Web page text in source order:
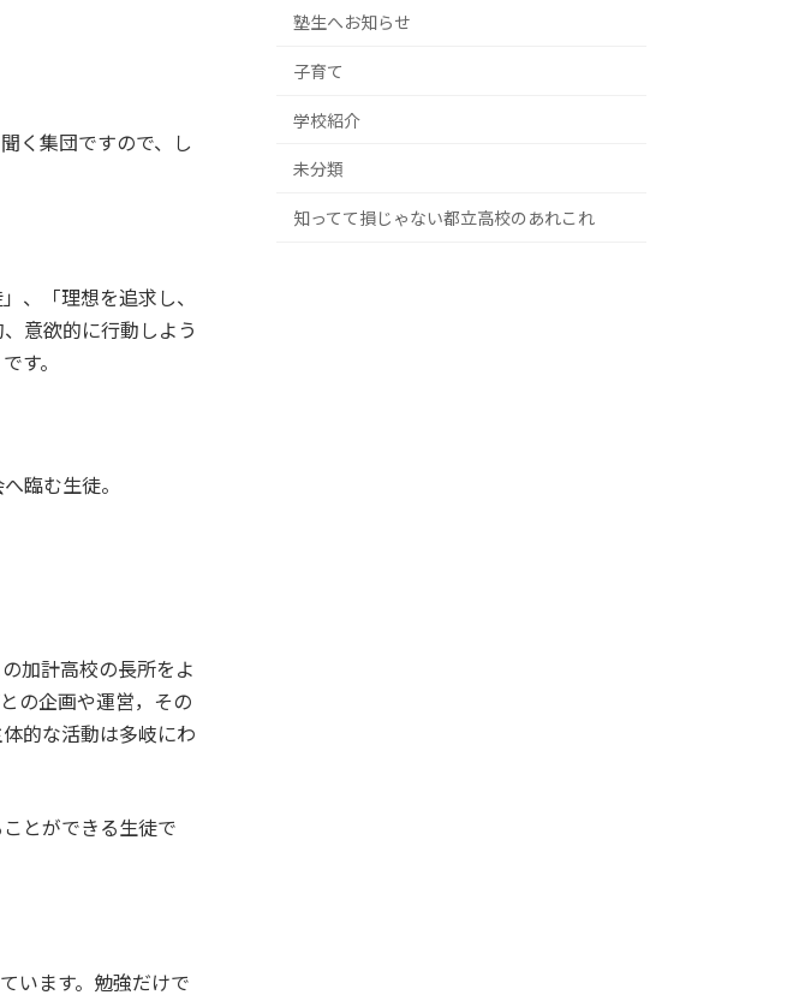
く集団ですので、し
、「理想を追求し、
意欲的に行動しよう
す。
臨む生徒。
加計高校の長所をよ
の企画や運営，その
的な活動は多岐にわ
とができる生徒で
います。勉強だけで
塾生へお知らせ
子育て
学校紹介
未分類
知ってて損じゃない都立高校のあれこれ